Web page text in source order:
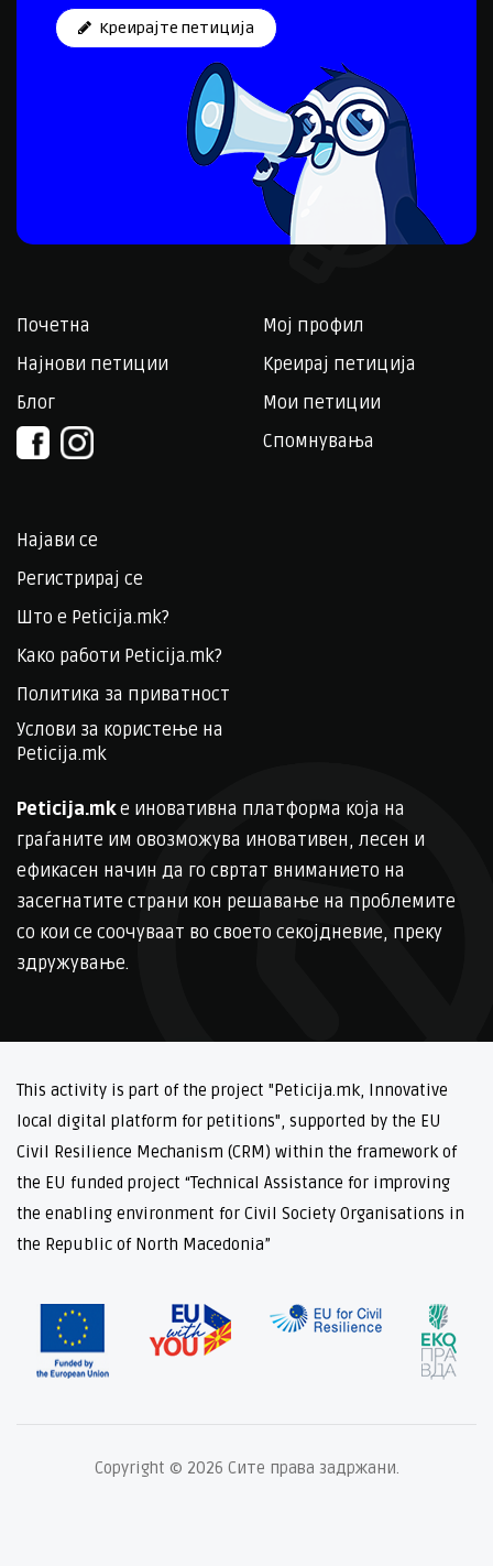
Креирајте петиција
Почетна
Најнови петиции
Блог
Мој профил
Креирај петиција
Мои петиции
Спомнувања
Најави се
Регистрирај се
Што е Peticija.mk?
Како работи Peticija.mk?
Политика за приватност
Услови за користење на
Peticija.mk
Peticija.mkе иновативна платформа која на
граѓаните им овозможува иновативен, лесен и
ефикасен начин да го свртат вниманието на
засегнатите страни кон решавање на проблемите
со кои се соочуваат во своето секојдневие, преку
здружување.
This activity is part of the project "Peticija.mk, Innovative
local digital platform for petitions", supported by the EU
Civil Resilience Mechanism (CRM) within the framework of
the EU funded project “Technical Assistance for improving
the enabling environment for Civil Society Organisations in
the Republic of North Macedonia”
Copyright © 2026 Сите права задржани.